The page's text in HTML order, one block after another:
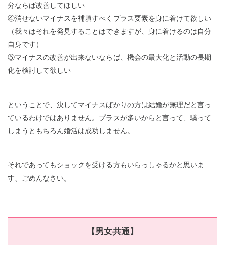
分ならば改善してほしい
④消せないマイナスを補填すべくプラス要素を身に着けて欲しい
（我々はそれを発見することはできますが、身に着けるのは自分
自身です）
⑤マイナスの改善が出来ないならば、機会の最大化と活動の長期
化を検討して欲しい
ということで、決してマイナスばかりの方は結婚が無理だと言っ
ているわけではありません。プラスが多いからと言って、驕って
しまうともちろん婚活は成功しません。
それであってもショックを受ける方もいらっしゃるかと思いま
す、ごめんなさい。
【男女共通】